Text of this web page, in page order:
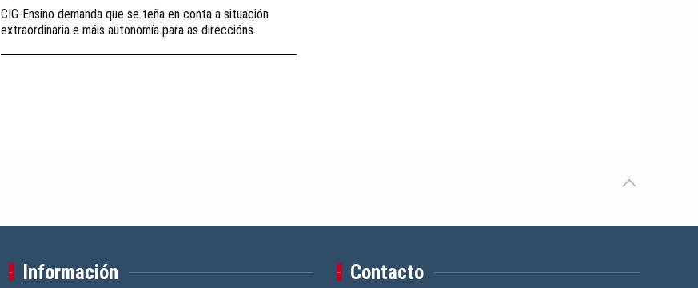
CIG-Ensino demanda que se teña en conta a situación
extraordinaria e máis autonomía para as direccións
Información Contacto